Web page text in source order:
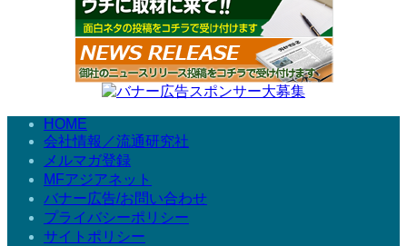
HOME
会社情報／流通研究社
メルマガ登録
MFアジアネット
バナー広告/お問い合わせ
プライバシーポリシー
サイトポリシー